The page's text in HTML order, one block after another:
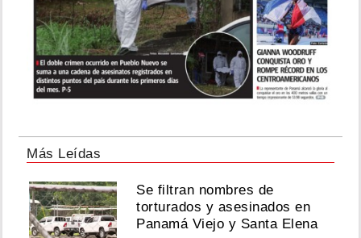
Más Leídas
Se filtran nombres de
torturados y asesinados en
Panamá Viejo y Santa Elena